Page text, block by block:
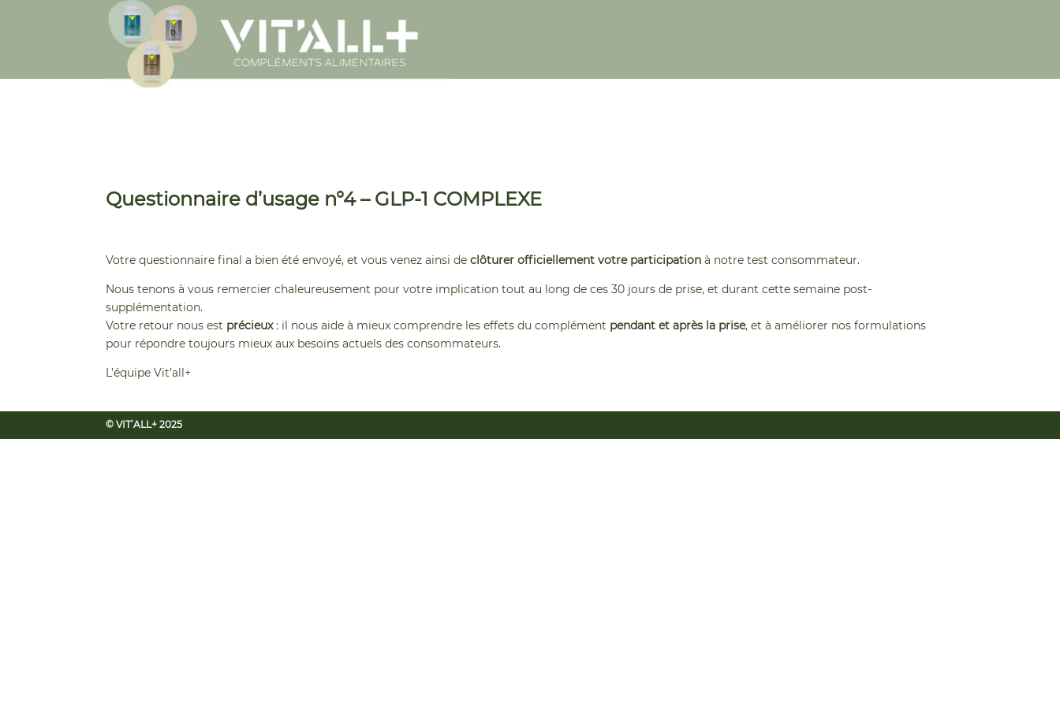
Questionnaire d’usage n°4 – GLP-1 COMPLEXE
Votre questionnaire final a bien été envoyé, et vous venez ainsi declôturer officiellement votre participation à notre test consommateur.
Nous tenons à vous remercier chaleureusement pour votre implication tout au long de ces 30 jours de prise, et durant cette semaine post-
supplémentation.
Votre retour nous est précieux: il nous aide à mieux comprendre les effets du complément pendant et après la prise, et à améliorer nos formulations
pour répondre toujours mieux aux besoins actuels des consommateurs.
L’équipe Vit’all+
© VIT’ALL+ 2025